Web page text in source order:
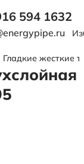
594 1632
Гладкие жесткие